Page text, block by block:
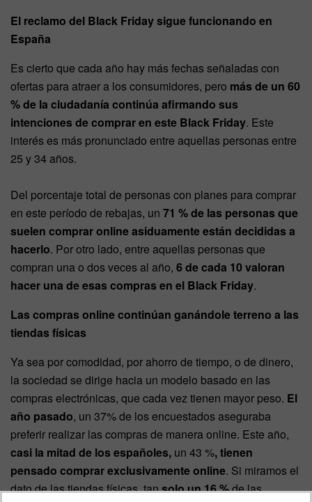
El reclamo del Black Friday sigue funcionando en
España
Es cierto que cada año hay más fechas señaladas con
ofertas para atraer a los consumidores, pero más de un 60
% de la ciudadanía continúa afirmando sus
intenciones de comprar en este Black Friday. Este
interés es más pronunciado entre aquellas personas entre
25 y 34 años.
Del porcentaje total de personas con planes para comprar
en este período de rebajas, un 71 % de las personas que
suelen comprar online asiduamente están decididas a
hacerlo. Por otro lado, entre aquellas personas que
compran una o dos veces al año, 6 de cada 10 valoran
hacer una de esas compras en el Black Friday.
Las compras online continúan ganándole terreno a las
tiendas físicas
Ya sea por comodidad, por ahorro de tiempo, o de dinero,
la sociedad se dirige hacia un modelo basado en las
compras electrónicas, que cada vez tienen mayor peso. El
año pasado, un 37% de los encuestados aseguraba
preferir realizar las compras de manera online. Este año,
casi la mitad de los españoles, un 43 %, tienen
pensado comprar exclusivamente online. Si miramos el
dato de las tiendas físicas, tansolo un 16 %de las